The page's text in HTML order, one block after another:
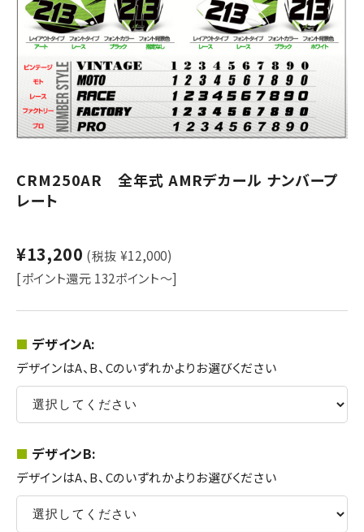
CRM250AR 全年式 AMRデカール ナンバープ
レート
¥13,200 (税抜 ¥12,000)
[ポイント還元 132ポイント～]
デザインA:
デザインはA、B、Cのいずれかよりお選びください
デザインB:
デザインはA、B、Cのいずれかよりお選びください